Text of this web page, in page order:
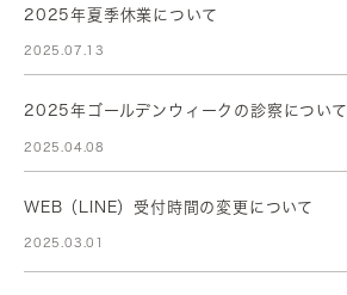
2025年夏季休業について
2025.07.13
2025年ゴールデンウィークの診察について
2025.04.08
WEB（LINE）受付時間の変更について
2025.03.01